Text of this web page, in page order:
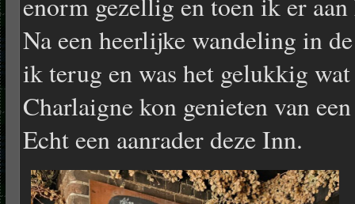
Na een heerlijke wandeling in
ik terug en was het gelukkig
Charlaigne kon genieten van
Echt een aanrader deze Inn.